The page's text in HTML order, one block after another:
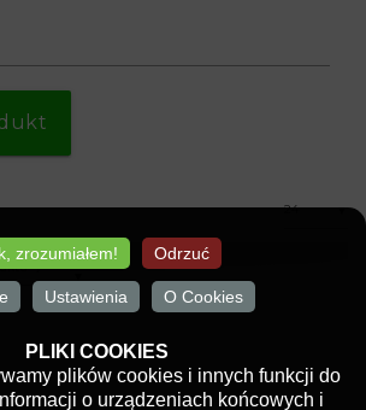
▼
+/-
PLIKI COOKIES
plików cookies i innych funkcji do
o urządzeniach końcowych i
zrozumiałem! Odrzuć
Ustawienia O Cookies